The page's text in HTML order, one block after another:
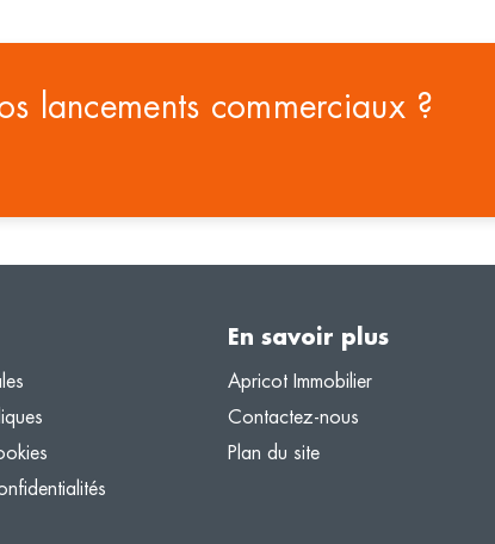
lancements commerciaux ?
En savoir plus
Apricot Immobilier
Contactez-nous
Plan du site